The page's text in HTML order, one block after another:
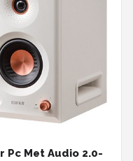
Pc Met Audio 2.0-